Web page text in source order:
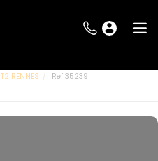
T2 RENNES Ref 35239